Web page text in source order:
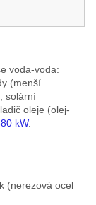
voda-voda:
(menší
solární
oleje (olej-
kW.
(nerezová ocel